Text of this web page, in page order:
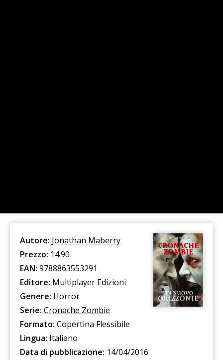
Autore: Jonathan Maberry
Prezzo: 14.90
EAN: 9788863553291
Editore: Multiplayer Edizioni
Genere: Horror
Serie: Cronache Zombie
Formato: Copertina Flessibile
Lingua: Italiano
Data di pubblicazione: 14/04/2016